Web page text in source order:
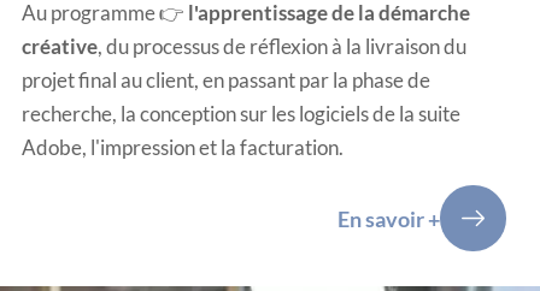
Au programme👉 l'apprentissage de la démarche
créative, du processus de réflexion à la livraison du
projet final au client, en passant par la phase de
recherche, la conception sur les logiciels de la suite
Adobe, l'impression et la facturation.
En savoir +